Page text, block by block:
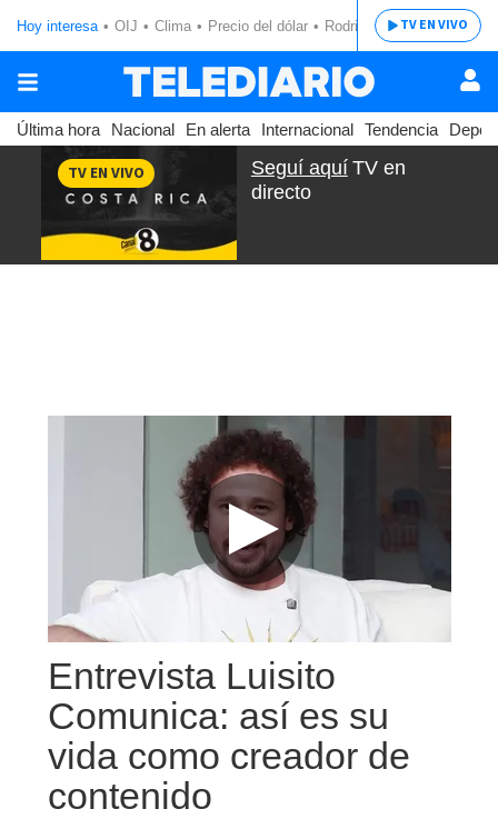
Hoy interesa OIJ Clima Precio del dólar Rodrigo ChavesTV EN VIVO
Última hora Nacional En alerta Internacional Tendencia
Seguí aquí TV en
directo
TV EN VIVO
Entrevista Luisito
Comunica: así es su
vida como creador de
contenido